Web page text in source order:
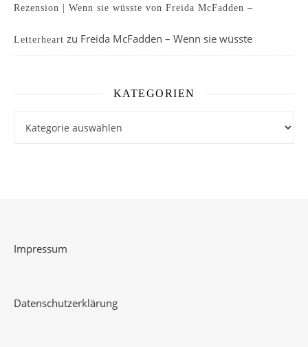
Rezension | Wenn sie wüsste von Freida McFadden –
Letterheart zu Freida McFadden – Wenn sie wüsste
KATEGORIEN
Impressum
Datenschutzerklärung